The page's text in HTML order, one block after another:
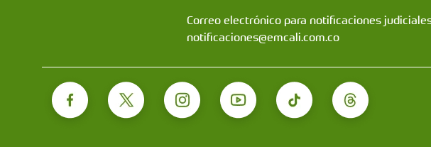
Correo electrónico para notificaciones
notificaciones@emcali.com.co